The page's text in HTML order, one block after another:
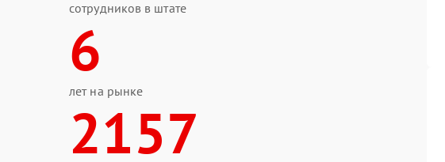
сотрудников в штате
6
лет на рынке
2157